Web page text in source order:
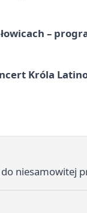
–
Króla
niesamowitej